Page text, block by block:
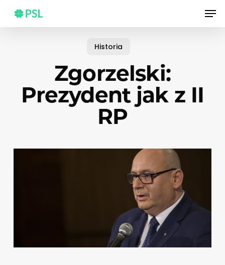
main
Historia
Zgorzelski:
Prezydent jak z II
RP